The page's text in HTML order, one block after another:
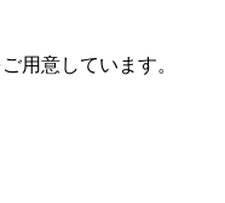
用意しています。